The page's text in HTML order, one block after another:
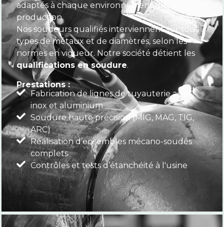
adaptés à chaque environnement de
production.
Nos soudeurs qualifiés interviennent sur tous
types de métaux et de diamètres, selon les
normes en vigueur. Notre société détient les
qualifications en soudure.
Prestations :
Fabrication de lignes de tuyauterie acier,
inox et aluminium
Soudure haute précision (MIG, MAG, TIG,
ARC)
Réalisation d’ensembles mécano-soudés
complets
Contrôles et tests d’étanchéité à l'usine